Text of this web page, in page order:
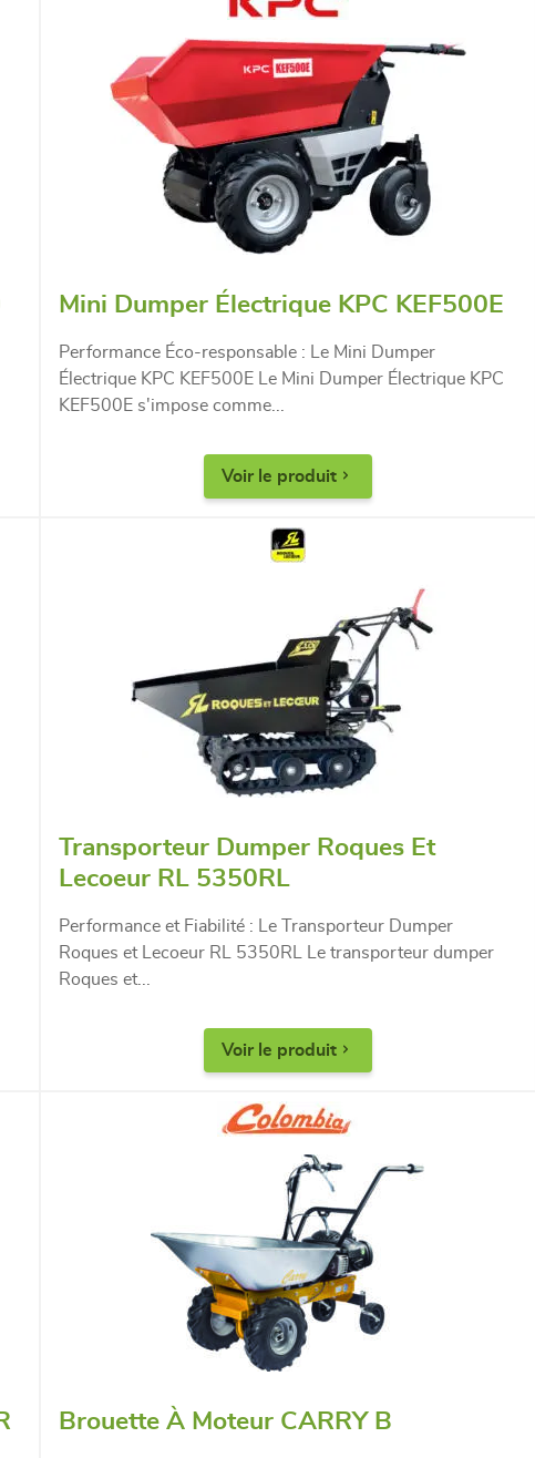
Mini Dumper Électrique KPC KEF500E
Performance Éco-responsable : Le Mini Dumper
Électrique KPC KEF500E Le Mini Dumper Électrique KPC
KEF500E s'impose comme...
Voir le produit
Transporteur Dumper Roques Et
Lecoeur RL 5350RL
Performance et Fiabilité : Le Transporteur Dumper
Roques et Lecoeur RL 5350RL Le transporteur dumper
Roques et...
Voir le produit
Brouette À Moteur CARRY B